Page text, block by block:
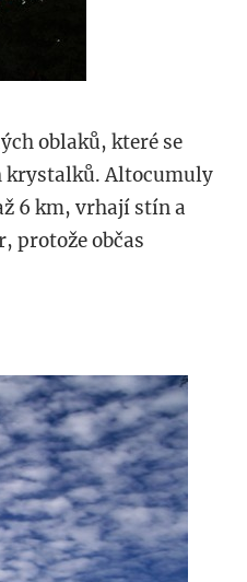
oblaků, které se
krystalků. Altocumuly
6 km, vrhají stín a
protože občas